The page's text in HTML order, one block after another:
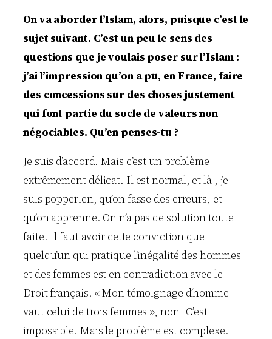
On va aborder l’Islam, alors, puisque c’est le
sujet suivant. C’est un peu le sens des
questions que je voulais poser sur l’Islam :
j’ai l’impression qu’on a pu, en France, faire
des concessions sur des choses justement
qui font partie du socle de valeurs non
négociables. Qu’en penses-tu ?
Je suis d’accord. Mais c’est un problème
extrêmement délicat. Il est normal, et là , je
suis popperien, qu’on fasse des erreurs, et
qu’on apprenne. On n’a pas de solution toute
faite. Il faut avoir cette conviction que
quelqu’un qui pratique l’inégalité des hommes
et des femmes est en contradiction avec le
Droit français. « Mon témoignage d’homme
vaut celui de trois femmes », non ! C’est
impossible. Mais le problème est complexe.